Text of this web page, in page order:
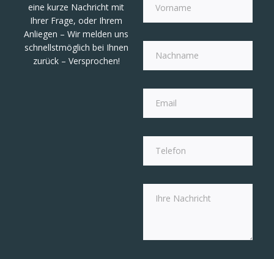
eine kurze Nachricht mit
Ihrer Frage, oder Ihrem
Anliegen – Wir melden uns
schnellstmöglich bei Ihnen
zurück – Versprochen!